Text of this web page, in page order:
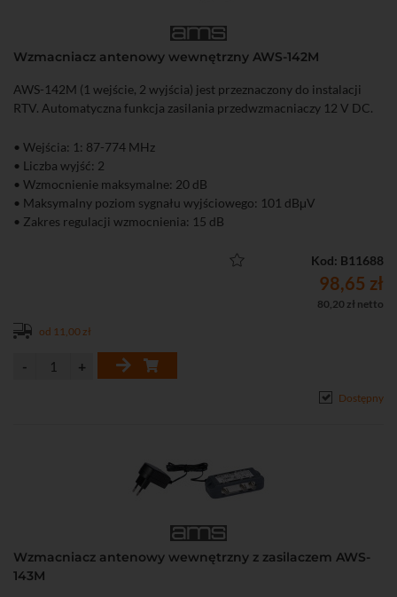
Wzmacniacz antenowy wewnętrzny AWS-142M
AWS-142M (1 wejście, 2 wyjścia) jest przeznaczony do instalacji
RTV. Automatyczna funkcja zasilania przedwzmacniaczy 12 V DC.
• Wejścia: 1: 87-774 MHz
• Liczba wyjść: 2
• Wzmocnienie maksymalne: 20 dB
• Maksymalny poziom sygnału wyjściowego: 101 dBμV
• Zakres regulacji wzmocnienia: 15 dB
Kod: B11688
98,65 zł
80,20 zł netto
od 11,00 zł
Dostępny
Wzmacniacz antenowy wewnętrzny z zasilaczem AWS-
143M